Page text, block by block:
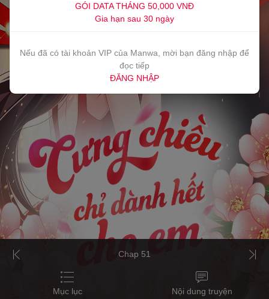
Chap 51
Mục lục Nội dung truyện
GÓI DATA THÁNG 50,000 VNĐ
Gia hạn sau 30 ngày
Nếu đã có tài khoản VIP của Manwa, mời bạn đăng nhập để
đọc tiếp
ĐĂNG NHẬP